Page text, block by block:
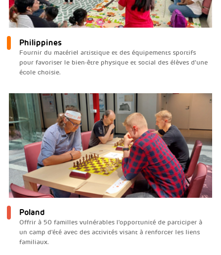
Philippines
Fournir du matériel artistique et des équipements sportifs
pour favoriser le bien-être physique et social des élèves d'une
école choisie.
Poland
Offrir à 50 familles vulnérables l'opportunité de participer à
un camp d'été avec des activités visant à renforcer les liens
familiaux.